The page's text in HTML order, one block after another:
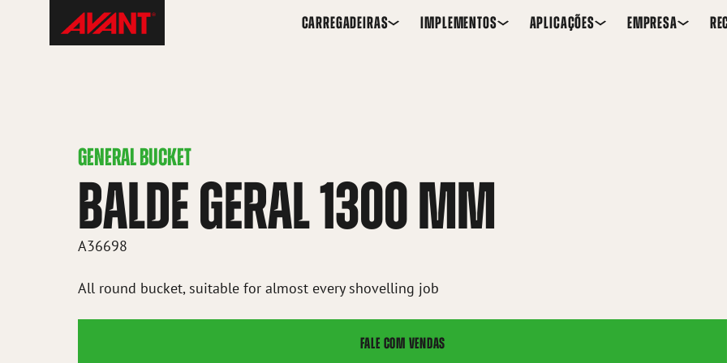
Avant
Tecno
Brazil
CARREGADEIRAS IMPLEMENTOS APLICAÇÕES EMPRESA
GENERAL BUCKET
BALDE GERAL 1300 MM
A36698
All round bucket, suitable for almost every shovelling job
FALE COM VENDAS